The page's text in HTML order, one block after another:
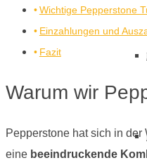
Wichtige Pepperstone
Einzahlungen und
Fazit
Warum wir
Pepperstone hat sich in
eine beeindruckende